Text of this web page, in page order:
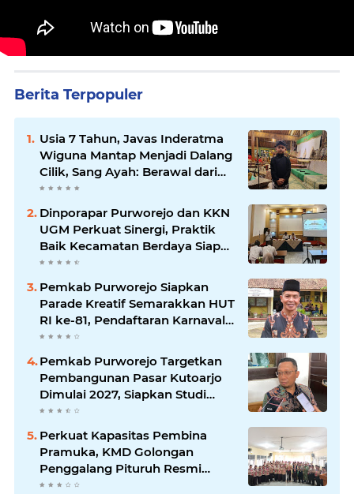
Berita Terpopuler
Usia 7 Tahun, Javas Inderatma
Wiguna Mantap Menjadi Dalang
Cilik, Sang Ayah: Berawal dari
Menonton Wayang di YouTube
Dinporapar Purworejo dan KKN
UGM Perkuat Sinergi, Praktik
Baik Kecamatan Berdaya Siap
Direplikasi
Pemkab Purworejo Siapkan
Parade Kreatif Semarakkan HUT
RI ke-81, Pendaftaran Karnaval
Resmi Dibuka
Pemkab Purworejo Targetkan
Pembangunan Pasar Kutoarjo
Dimulai 2027, Siapkan Studi
Kelayakan hingga DED
Perkuat Kapasitas Pembina
Pramuka, KMD Golongan
Penggalang Pituruh Resmi
Dimulai